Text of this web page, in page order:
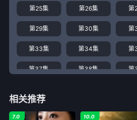
第25集 第26集 第
第29集 第30集 第
第33集 第34集 第
第37集 第38集 第
相关推荐
7.0 10.0